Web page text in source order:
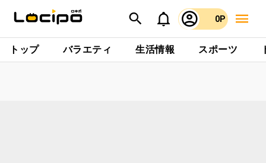
0P
トップ バラエティ 生活情報 スポーツ